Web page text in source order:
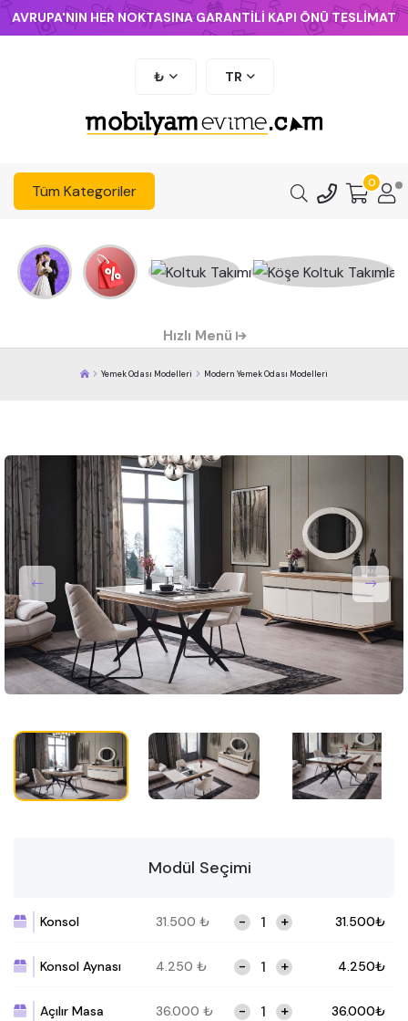
AVRUPA'NIN HER NOKTASINA GARANTİLİ KAPI ÖNÜ TESLİMAT
₺ TR
Tüm Kategoriler 0
Hızlı Menü
Yemek Odası Modelleri Modern Yemek Odası Modelleri
Modül Seçimi
Konsol 31.500 ₺ - + 31.500₺
Konsol Aynası 4.250 ₺ - + 4.250₺
Açılır Masa 36.000 ₺ - + 36.000₺